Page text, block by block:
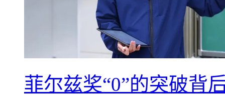
菲尔兹奖“0”的突破背